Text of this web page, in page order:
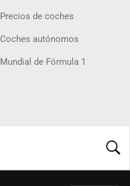
Precios de coches
Coches autónomos
Mundial de Fórmula 1